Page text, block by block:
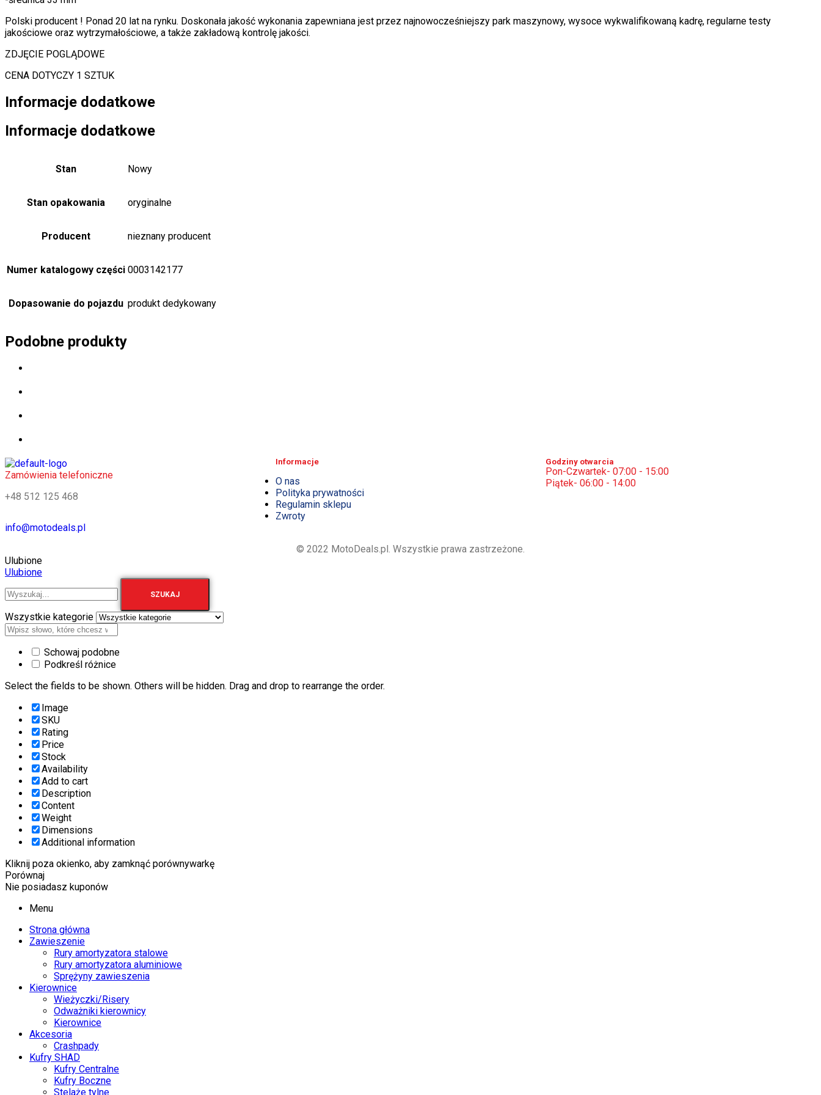
Polski producent ! Ponad 20 lat na rynku. Doskonała jakość wykonania zapewniana jest przez najnowocześniejszy park maszynowy, wysoce wykwalifikowaną kadrę, regularne testy
jakościowe oraz wytrzymałościowe, a także zakładową kontrolę jakości.
ZDJĘCIE POGLĄDOWE
CENA DOTYCZY 1 SZTUK
Informacje dodatkowe
Informacje dodatkowe
Stan Nowy
Stan opakowania oryginalne
Producent nieznany producent
Numer katalogowy części 0003142177
Dopasowanie do pojazdu produkt dedykowany
Podobne produkty
Zamówienia telefoniczne
+48 512 125 468
info@motodeals.pl
Informacje
O nas
Polityka prywatności
Regulamin sklepu
Zwroty
Godziny otwarcia
Pon-Czwartek- 07:00 - 15:00
Piątek- 06:00 - 14:00
© 2022 MotoDeals.pl. Wszystkie prawa zastrzeżone.
Ulubione
Ulubione
SZUKAJ
Wszystkie kategorie
Schowaj podobne
Podkreśl różnice
Select the fields to be shown. Others will be hidden. Drag and drop to rearrange the order.
Image
SKU
Rating
Price
Stock
Availability
Add to cart
Description
Content
Weight
Dimensions
Additional information
Kliknij poza okienko, aby zamknąć porównywarkę
Porównaj
Nie posiadasz kuponów
Menu
Strona główna
Zawieszenie
Rury amortyzatora stalowe
Rury amortyzatora aluminiowe
Sprężyny zawieszenia
Kierownice
Wieżyczki/Risery
Odważniki kierownicy
Kierownice
Akcesoria
Crashpady
Kufry SHAD
Kufry Centralne
Kufry Boczne
Stelaże tylne